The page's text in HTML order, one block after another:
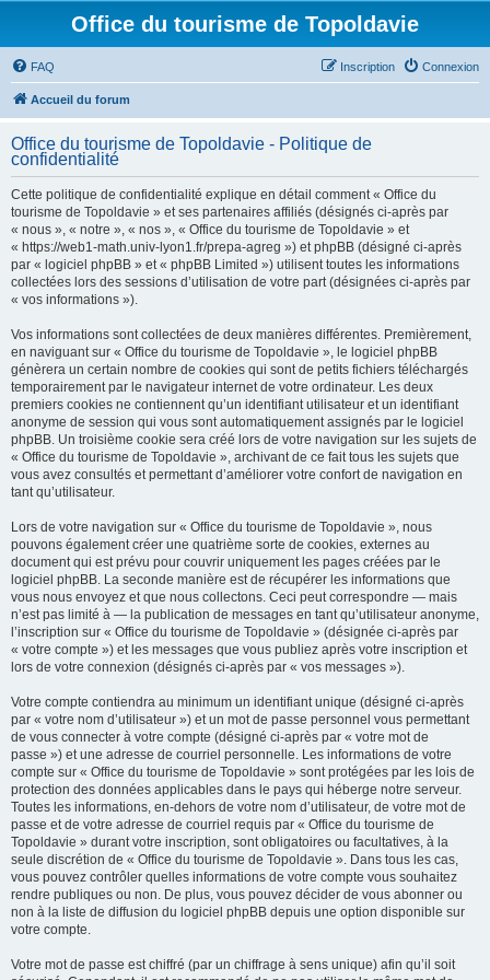
Office du tourisme de Topoldavie
FAQ Connexion
Inscription
Accueil du forum
Office du tourisme de Topoldavie - Politique de
confidentialité
Cette politique de confidentialité explique en détail comment « Office du
tourisme de Topoldavie » et ses partenaires affiliés (désignés ci-après par
« nous », « notre », « nos », « Office du tourisme de Topoldavie » et
« https://web1-math.univ-lyon1.fr/prepa-agreg ») et phpBB (désigné ci-après
par « logiciel phpBB » et « phpBB Limited ») utilisent toutes les informations
collectées lors des sessions d’utilisation de votre part (désignées ci-après par
« vos informations »).
Vos informations sont collectées de deux manières différentes. Premièrement,
en naviguant sur « Office du tourisme de Topoldavie », le logiciel phpBB
génèrera un certain nombre de cookies qui sont de petits fichiers téléchargés
temporairement par le navigateur internet de votre ordinateur. Les deux
premiers cookies ne contiennent qu’un identifiant utilisateur et un identifiant
anonyme de session qui vous sont automatiquement assignés par le logiciel
phpBB. Un troisième cookie sera créé lors de votre navigation sur les sujets de
« Office du tourisme de Topoldavie », archivant de ce fait tous les sujets que
vous avez consultés et permettant d’améliorer votre confort de navigation en
tant qu’utilisateur.
Lors de votre navigation sur « Office du tourisme de Topoldavie », nous
pouvons également créer une quatrième sorte de cookies, externes au
document qui est prévu pour couvrir uniquement les pages créées par le
logiciel phpBB. La seconde manière est de récupérer les informations que
vous nous envoyez et que nous collectons. Ceci peut correspondre — mais
n’est pas limité à — la publication de messages en tant qu’utilisateur anonyme,
l’inscription sur « Office du tourisme de Topoldavie » (désignée ci-après par
« votre compte ») et les messages que vous publiez après votre inscription et
lors de votre connexion (désignés ci-après par « vos messages »).
Votre compte contiendra au minimum un identifiant unique (désigné ci-après
par « votre nom d’utilisateur ») et un mot de passe personnel vous permettant
de vous connecter à votre compte (désigné ci-après par « votre mot de
passe ») et une adresse de courriel personnelle. Les informations de votre
compte sur « Office du tourisme de Topoldavie » sont protégées par les lois de
protection des données applicables dans le pays qui héberge notre serveur.
Toutes les informations, en-dehors de votre nom d’utilisateur, de votre mot de
passe et de votre adresse de courriel requis par « Office du tourisme de
Topoldavie » durant votre inscription, sont obligatoires ou facultatives, à la
seule discrétion de « Office du tourisme de Topoldavie ». Dans tous les cas,
vous pouvez contrôler quelles informations de votre compte vous souhaitez
rendre publiques ou non. De plus, vous pouvez décider de vous abonner ou
non à la liste de diffusion du logiciel phpBB depuis une option disponible sur
votre compte.
Votre mot de passe est chiffré (par un chiffrage à sens unique) afin qu’il soit